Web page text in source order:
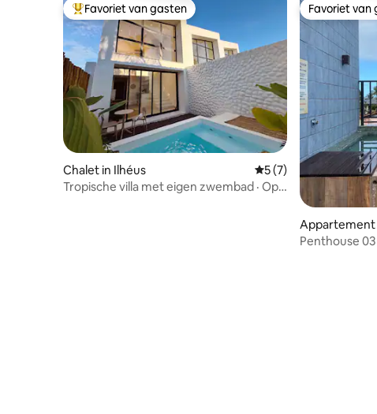
Topfavoriet van gasten
Favoriet van gasten
Chalet in Ilhéus Gemiddelde
5 (7)
Tropische villa met eigen zwembad · Op
Favoriet van
Favoriet van
Appartement
Penthouse